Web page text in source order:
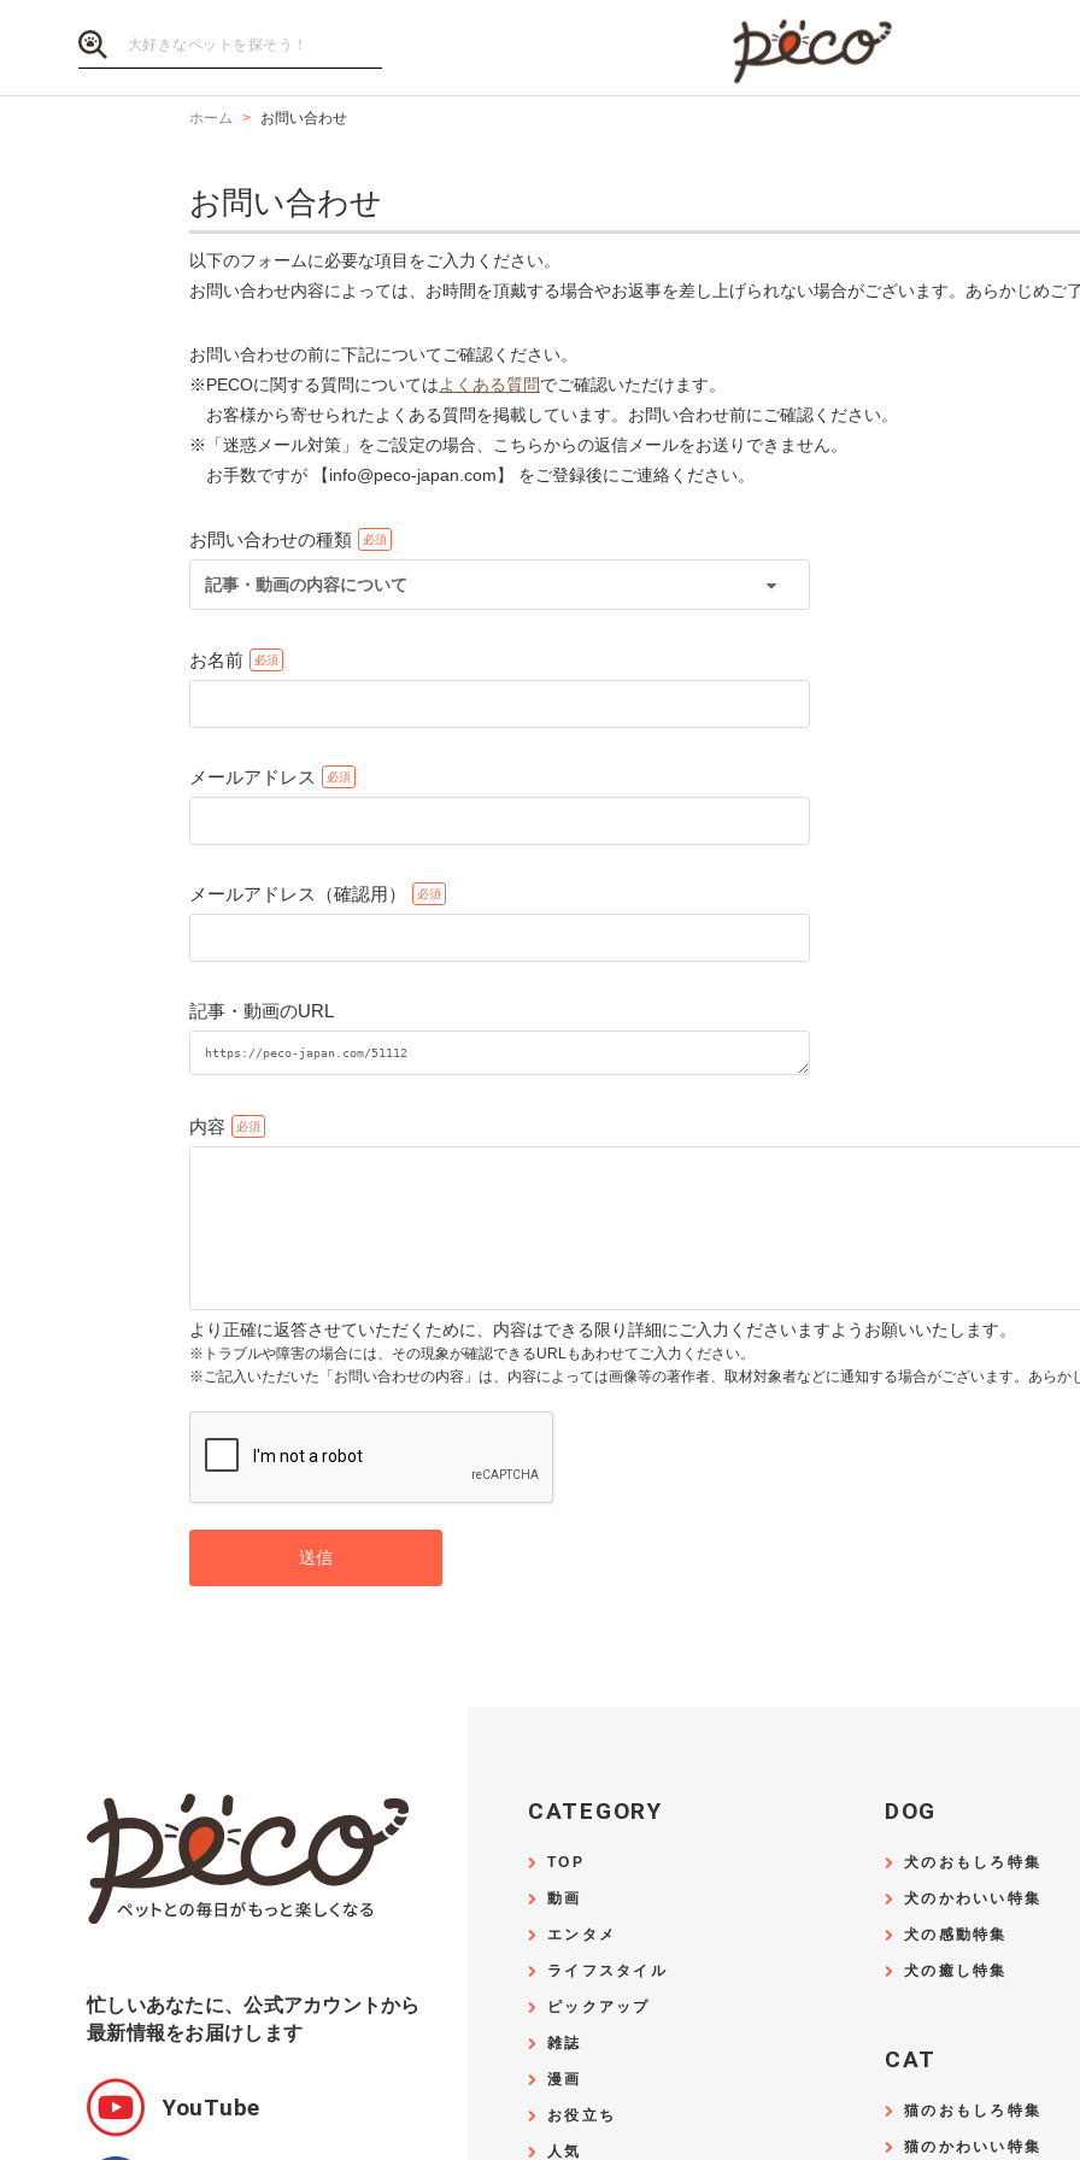
ホーム お問い合わせ
お問い合わせ
以下のフォームに必要な項目をご入力ください。
お問い合わせ内容によっては、お時間を頂戴する場合やお返事を差し上げられない場合がございます。あらかじめご
お問い合わせの前に下記についてご確認ください。
※PECOに関する質問についてはよくある質問でご確認いただけます。
お客様から寄せられたよくある質問を掲載しています。お問い合わせ前にご確認ください。
※「迷惑メール対策」をご設定の場合、こちらからの返信メールをお送りできません。
お手数ですが 【info@peco-japan.com】 をご登録後にご連絡ください。
お問い合わせの種類
記事・動画の内容について
お名前
メールアドレス
メールアドレス（確認用）
記事・動画のURL
内容
より正確に返答させていただくために、内容はできる限り詳細にご入力くださいますようお願いいたします。
※トラブルや障害の場合には、その現象が確認できるURLもあわせてご入力ください。
※ご記入いただいた「お問い合わせの内容」は、内容によっては画像等の著作者、取材対象者などに通知する場合がございます。あらか
送信
忙しいあなたに、公式アカウントから
最新情報をお届けします
YouTube
CATEGORY
TOP
動画
エンタメ
ライフスタイル
ピックアップ
雑誌
漫画
お役立ち
人気
DOG
犬のおもしろ特集
犬のかわいい特集
犬の感動特集
犬の癒し特集
CAT
猫のおもしろ特集
猫のかわいい特集